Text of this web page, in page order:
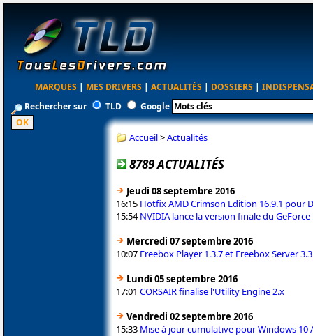
MARQUES | MES DRIVERS | ACTUALITÉS | DOSSIERS |
Rechercher sur
TLD Google
Accueil>Actualités
8789 ACTUALITÉS
Jeudi 08 septembre 2016
16:15 Hotfix AMD Crimson Edition 16.9.1 pour
15:54NVIDIA lance la version finale du GeForce
Mercredi 07 septembre 2016
10:07 Freebox Player 1.3.7 et Freebox Server
Lundi 05 septembre 2016
17:01 CORSAIR finalise l'Utility Engine 2.x
Vendredi 02 septembre 2016
15:33 Mise à jour cumulative pour Windows 10